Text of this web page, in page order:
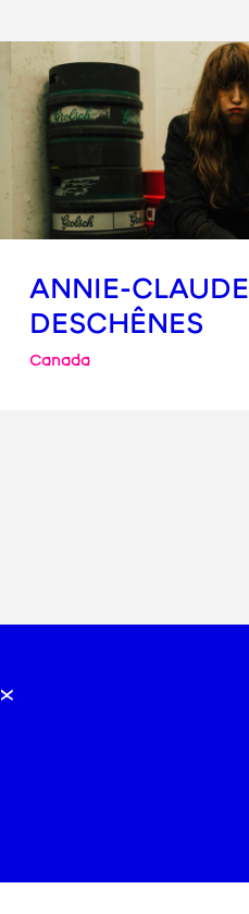
ANNIE-CLAUDE
DESCHÊNES
Canada